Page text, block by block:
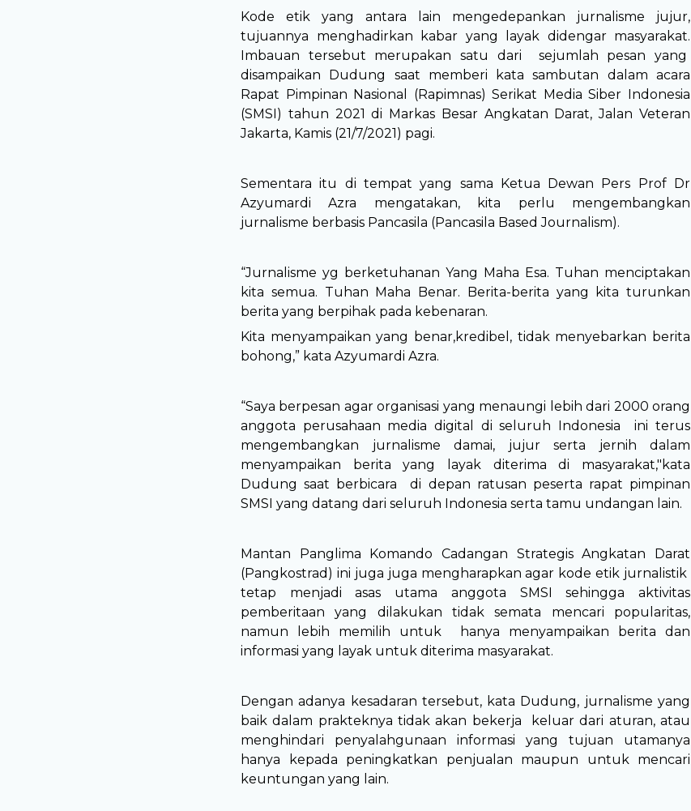
Kode etik yang antara lain mengedepankan jurnalisme jujur,
tujuannya menghadirkan kabar yang layak didengar masyarakat.
Imbauan tersebut merupakan satu dari sejumlah pesan yang
disampaikan Dudung saat memberi kata sambutan dalam acara
Rapat Pimpinan Nasional (Rapimnas) Serikat Media Siber Indonesia
(SMSI) tahun 2021 di Markas Besar Angkatan Darat, Jalan Veteran
Jakarta, Kamis (21/7/2021) pagi.
Sementara itu di tempat yang sama Ketua Dewan Pers Prof Dr
Azyumardi Azra mengatakan, kita perlu mengembangkan
jurnalisme berbasis Pancasila (Pancasila Based Journalism).
“Jurnalisme yg berketuhanan Yang Maha Esa. Tuhan menciptakan
kita semua. Tuhan Maha Benar. Berita-berita yang kita turunkan
berita yang berpihak pada kebenaran.
Kita menyampaikan yang benar,kredibel, tidak menyebarkan berita
bohong,” kata Azyumardi Azra.
“Saya berpesan agar organisasi yang menaungi lebih dari 2000 orang
anggota perusahaan media digital di seluruh Indonesia ini terus
mengembangkan jurnalisme damai, jujur serta jernih dalam
menyampaikan berita yang layak diterima di masyarakat,"kata
Dudung saat berbicara di depan ratusan peserta rapat pimpinan
SMSI yang datang dari seluruh Indonesia serta tamu undangan lain.
Mantan Panglima Komando Cadangan Strategis Angkatan Darat
(Pangkostrad) ini juga juga mengharapkan agar kode etik jurnalistik
tetap menjadi asas utama anggota SMSI sehingga aktivitas
pemberitaan yang dilakukan tidak semata mencari popularitas,
namun lebih memilih untuk hanya menyampaikan berita dan
informasi yang layak untuk diterima masyarakat.
Dengan adanya kesadaran tersebut, kata Dudung, jurnalisme yang
baik dalam prakteknya tidak akan bekerja keluar dari aturan, atau
menghindari penyalahgunaan informasi yang tujuan utamanya
hanya kepada peningkatkan penjualan maupun untuk mencari
keuntungan yang lain.